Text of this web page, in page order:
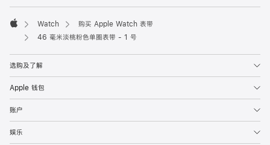
Apple
Watch
购买 Apple Watch 表带
46 毫米淡桃粉色单圈表带 - 1 号
选购及了解
Apple 钱包
账户
娱乐